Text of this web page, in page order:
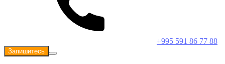
+995 591 86 77 88
Запишитесь